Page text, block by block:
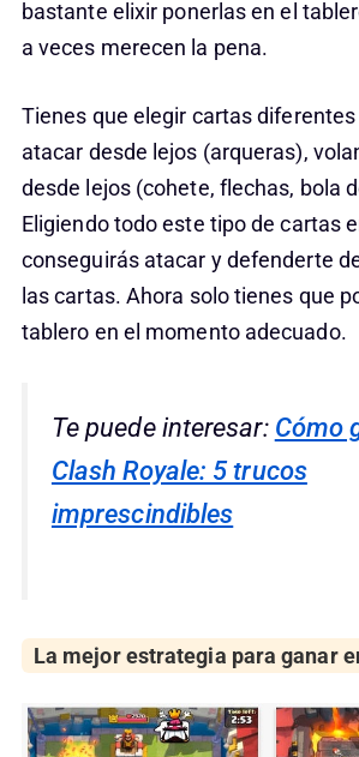
bastante elixir ponerlas en el
a veces merecen la pena.
Tienes que elegir cartas
atacar desde lejos (arqueras),
desde lejos (cohete, flechas, bola
Eligiendo todo este tipo de cartas
conseguirás atacar y defenderte
las cartas. Ahora solo tienes que
tablero en el momento adecuado.
Te puede interesar: Cómo
Clash Royale: 5 trucos
imprescindibles
La mejor estrategia para ganar